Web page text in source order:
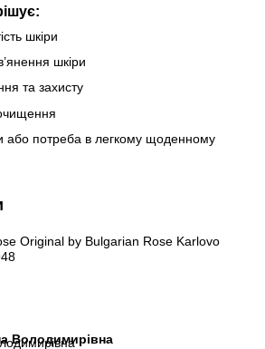
шкіри
шкіри
та захисту
або потреба в легкому щоденному
Original by Bulgarian Rose Karlovo
Володимирівна